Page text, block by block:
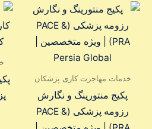
خدمات مهاجرت کاری پزشکان
پکیج منتورینگ و نگارش
رزومه پزشکی (PACE &
محدوده
قیمت:
34.900.000 تومان
این
محصول
دارای
مختلفی
باشد.
گزینه